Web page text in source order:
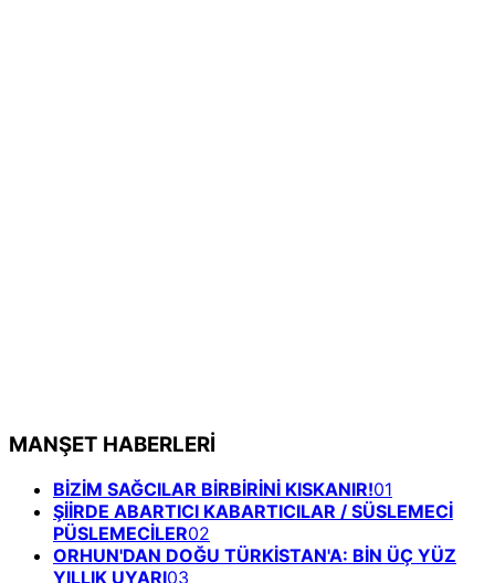
MANŞET HABERLERİ
BİZİM SAĞCILAR BİRBİRİNİ KISKANIR!01
ŞİİRDE ABARTICI KABARTICILAR / SÜSLEMECİ
PÜSLEMECİLER02
ORHUN'DAN DOĞU TÜRKİSTAN'A: BİN ÜÇ YÜZ
YILLIK UYARI03